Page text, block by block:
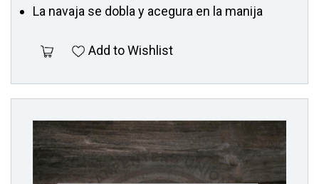
La navaja se dobla y acegura en la manija
Add to Wishlist